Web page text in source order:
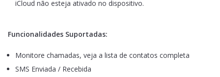
iCloud não esteja ativado no dispositivo.
Funcionalidades Suportadas:
Monitore chamadas, veja a lista de contatos completa
SMS Enviada / Recebida